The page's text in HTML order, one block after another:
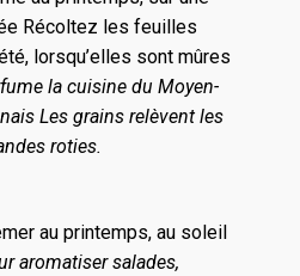
Récoltez les feuilles
lorsqu’elles sont mûres
la cuisine du Moyen-
Les grains relèvent les
roties.
au printemps, au soleil
aromatiser salades,